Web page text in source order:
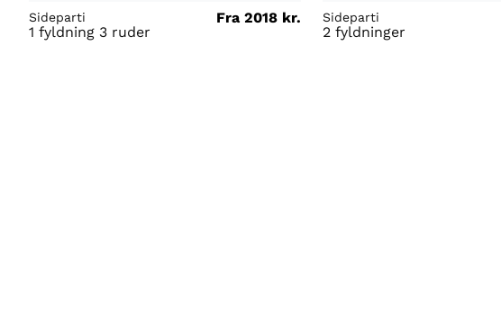
Sideparti Fra 2018 kr.
1 fyldning 3 ruder
Sideparti
2 fyldninger